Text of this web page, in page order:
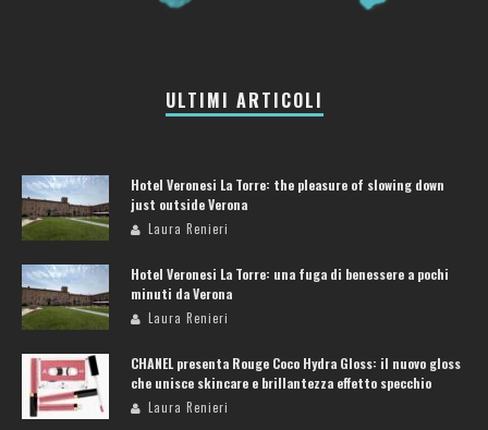
ULTIMI ARTICOLI
Hotel Veronesi La Torre: the pleasure of slowing down
just outside Verona
Laura Renieri
Hotel Veronesi La Torre: una fuga di benessere a pochi
minuti da Verona
Laura Renieri
CHANEL presenta Rouge Coco Hydra Gloss: il nuovo gloss
che unisce skincare e brillantezza effetto specchio
Laura Renieri